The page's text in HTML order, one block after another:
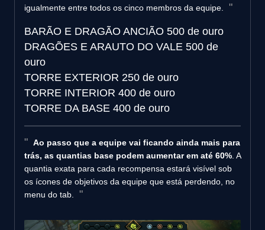
igualmente entre todos os cinco membros da equipe.
BARÃO E DRAGÃO ANCIÃO 500 de ouro
DRAGÕES E ARAUTO DO VALE 500 de
ouro
TORRE EXTERIOR 250 de ouro
TORRE INTERIOR 400 de ouro
TORRE DA BASE 400 de ouro
Ao passo que a equipe vai ficando ainda mais para
trás, as quantias base podem aumentar em até 60% . A
quantia exata para cada recompensa estará visível sob
os ícones de objetivos da equipe que está perdendo, no
menu do tab.